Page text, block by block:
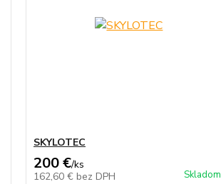
SKYLOTEC
200 €/ks
162,60 € bez DPH Skladom